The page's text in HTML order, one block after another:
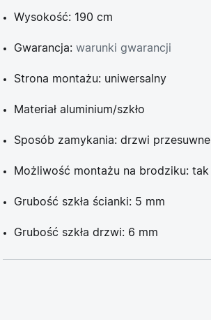
Wysokość: 190 cm
Gwarancja: warunki gwarancji
Strona montażu: uniwersalny
Materiał aluminium/szkło
Sposób zamykania: drzwi przesuwne
Możliwość montażu na brodziku: tak
Grubość szkła ścianki: 5 mm
Grubość szkła drzwi: 6 mm